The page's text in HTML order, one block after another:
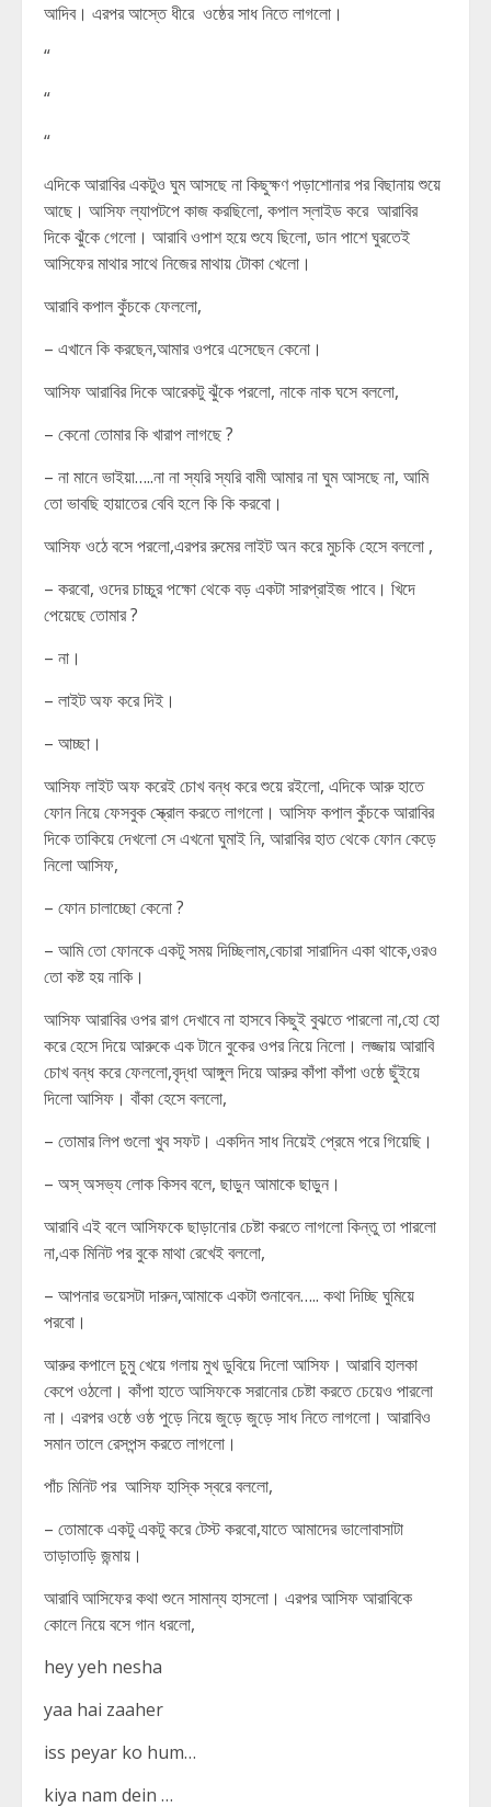
আদিব। এরপর আস্তে ধীরে ওষ্ঠের সাধ নিতে লাগলো।
“
“
“
এদিকে আরাবির একটুও ঘুম আসছে না কিছুক্ষণ পড়াশোনার পর বিছানায় শুয়ে
আছে। আসিফ ল্যাপটপে কাজ করছিলো, কপাল স্লাইড করে আরাবির
দিকে ঝুঁকে গেলো। আরাবি ওপাশ হয়ে শুযে ছিলো, ডান পাশে ঘুরতেই
আসিফের মাথার সাথে নিজের মাথায় টোকা খেলো।
আরাবি কপাল কুঁচকে ফেললো,
– এখানে কি করছেন,আমার ওপরে এসেছেন কেনো।
আসিফ আরাবির দিকে আরেকটু ঝুঁকে পরলো, নাকে নাক ঘসে বললো,
– কেনো তোমার কি খারাপ লাগছে ?
– না মানে ভাইয়া…..না না স্যরি স্যরি বামী আমার না ঘুম আসছে না, আমি
তো ভাবছি হায়াতের বেবি হলে কি কি করবো।
আসিফ ওঠে বসে পরলো,এরপর রুমের লাইট অন করে মুচকি হেসে বললো ,
– করবো, ওদের চাচ্চুর পক্ষো থেকে বড় একটা সারপ্রাইজ পাবে। খিদে
পেয়েছে তোমার ?
– না।
– লাইট অফ করে দিই।
– আচ্ছা।
আসিফ লাইট অফ করেই চোখ বন্ধ করে শুয়ে রইলো, এদিকে আরু হাতে
ফোন নিয়ে ফেসবুক স্ক্রোল করতে লাগলো। আসিফ কপাল কুঁচকে আরাবির
দিকে তাকিয়ে দেখলো সে এখনো ঘুমাই নি, আরাবির হাত থেকে ফোন কেড়ে
নিলো আসিফ,
– ফোন চালাচ্ছো কেনো ?
– আমি তো ফোনকে একটু সময় দিচ্ছিলাম,বেচারা সারাদিন একা থাকে,ওরও
তো কষ্ট হয় নাকি।
আসিফ আরাবির ওপর রাগ দেখাবে না হাসবে কিছুই বুঝতে পারলো না,হো হো
করে হেসে দিয়ে আরুকে এক টানে বুকের ওপর নিয়ে নিলো। লজ্জায় আরাবি
চোখ বন্ধ করে ফেললো,বৃদ্ধা আঙ্গুল দিয়ে আরুর কাঁপা কাঁপা ওষ্ঠে ছুঁইয়ে
দিলো আসিফ। বাঁকা হেসে বললো,
– তোমার লিপ গুলো খুব সফট। একদিন সাধ নিয়েই প্রেমে পরে গিয়েছি।
– অস্ অসভ্য লোক কিসব বলে, ছাড়ুন আমাকে ছাড়ুন।
আরাবি এই বলে আসিফকে ছাড়ানোর চেষ্টা করতে লাগলো কিন্তু তা পারলো
না,এক মিনিট পর বুকে মাথা রেখেই বললো,
– আপনার ভয়েসটা দারুন,আমাকে একটা শুনাবেন….. কথা দিচ্ছি ঘুমিয়ে
পরবো।
আরুর কপালে চুমু খেয়ে গলায় মুখ ডুবিয়ে দিলো আসিফ। আরাবি হালকা
কেপে ওঠলো। কাঁপা হাতে আসিফকে সরানোর চেষ্টা করতে চেয়েও পারলো
না। এরপর ওষ্ঠে ওষ্ঠ পুড়ে নিয়ে জুড়ে জুড়ে সাধ নিতে লাগলো। আরাবিও
সমান তালে রেসপন্স করতে লাগলো।
পাঁচ মিনিট পর আসিফ হাস্কি স্বরে বললো,
– তোমাকে একটু একটু করে টেস্ট করবো,যাতে আমাদের ভালোবাসাটা
তাড়াতাড়ি জন্মায়।
আরাবি আসিফের কথা শুনে সামান্য হাসলো। এরপর আসিফ আরাবিকে
কোলে নিয়ে বসে গান ধরলো,
hey yeh nesha
yaa hai zaaher
iss peyar ko hum…
kiya nam dein …